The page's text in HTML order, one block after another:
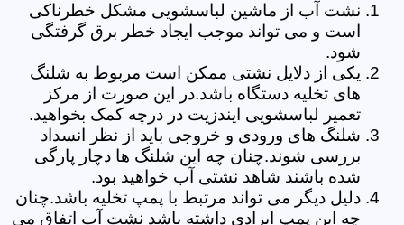
نشت آب از ماشین لباسشویی مشکل خطرناکی
است و می تواند موجب ایجاد خطر برق گرفتگی
شود.
یکی از دلایل نشتی ممکن است مربوط به شلنگ
های تخلیه دستگاه باشد.در این صورت از مرکز
تعمیر لباسشویی ایندزیت در درچه کمک بخواهید.
شلنگ های ورودی و خروجی باید از نظر انسداد
بررسی شوند.چنان چه این شلنگ ها دچار پارگی
شده باشند شاهد نشتی آب خواهید بود.
دلیل دیگر می تواند مرتبط با پمپ تخلیه باشد.چنان
چه این پمپ ایرادی داشته باشد نشت آب اتفاق می